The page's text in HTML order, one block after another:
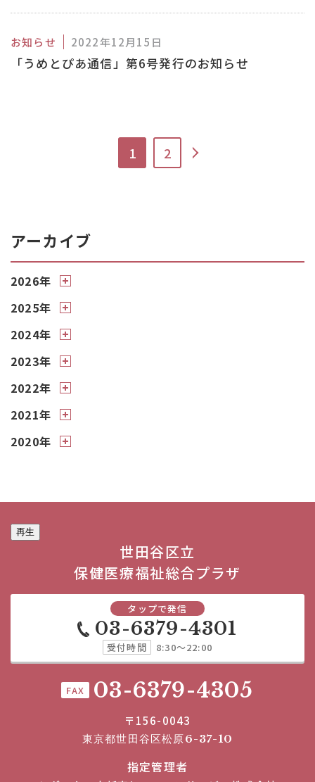
お知らせ 2022年12月15日
「うめとぴあ通信」第6号発行のお知らせ
1 2 >
アーカイブ
2026年
2025年
2024年
2023年
2022年
2021年
2020年
再生
世田谷区立
保健医療福祉総合プラザ
タップで発信
03-6379-4301
受付時間 8:30～22:00
FAX 03-6379-4305
〒156-0043
東京都世田谷区松原6-37-10
指定管理者